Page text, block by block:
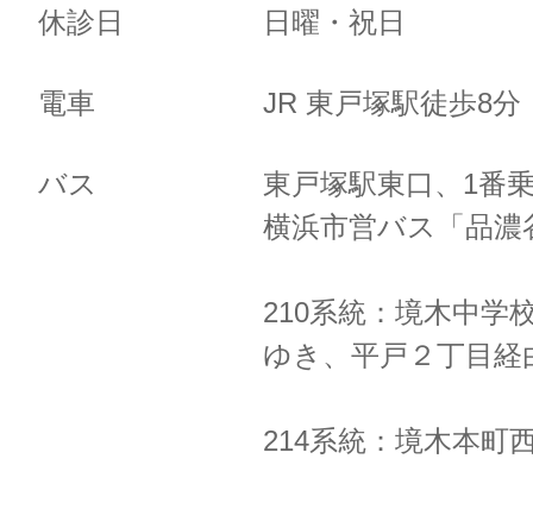
休診日 日曜・祝日
電車 JR 東戸塚駅徒歩8
バス
東戸塚駅東口、1番
横浜市営バス「品
210系統：境木中学
ゆき、 平戸２丁目経
214系統：境木本町